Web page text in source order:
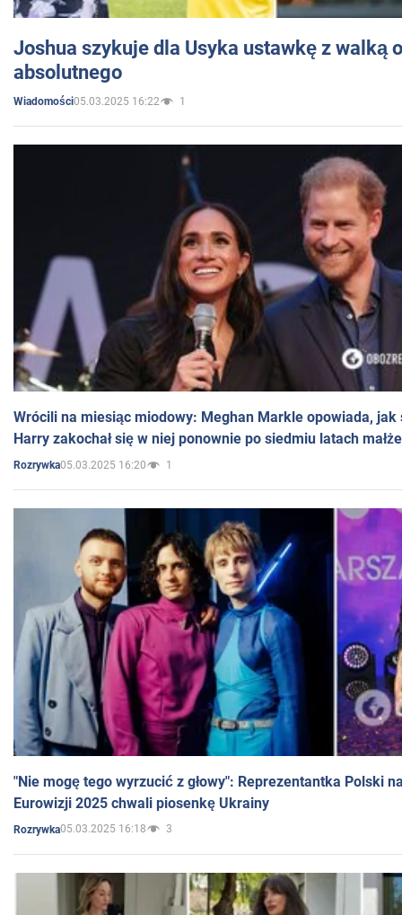
Joshua szykuje dla Usyka ustawkę z walką
absolutnego
Wiadomości05.03.2025 16:22 1
Wrócili na miesiąc miodowy: Meghan Markle opowiada, jak
Harry zakochał się w niej ponownie po siedmiu latach
Rozrywka05.03.2025 16:20 1
"Nie mogę tego wyrzucić z głowy": Reprezentantka Polski
Eurowizji 2025 chwali piosenkę Ukrainy
Rozrywka05.03.2025 16:18 3